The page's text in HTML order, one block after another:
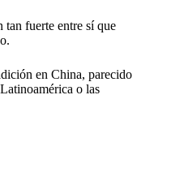
tan fuerte entre sí que
en China, parecido
o las